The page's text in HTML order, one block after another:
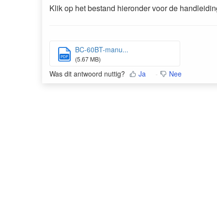
Klik op het bestand hieronder voor de
PDF
BC-60BT-manu...
(5.67 MB)
Was dit antwoord nuttig? Ja Nee